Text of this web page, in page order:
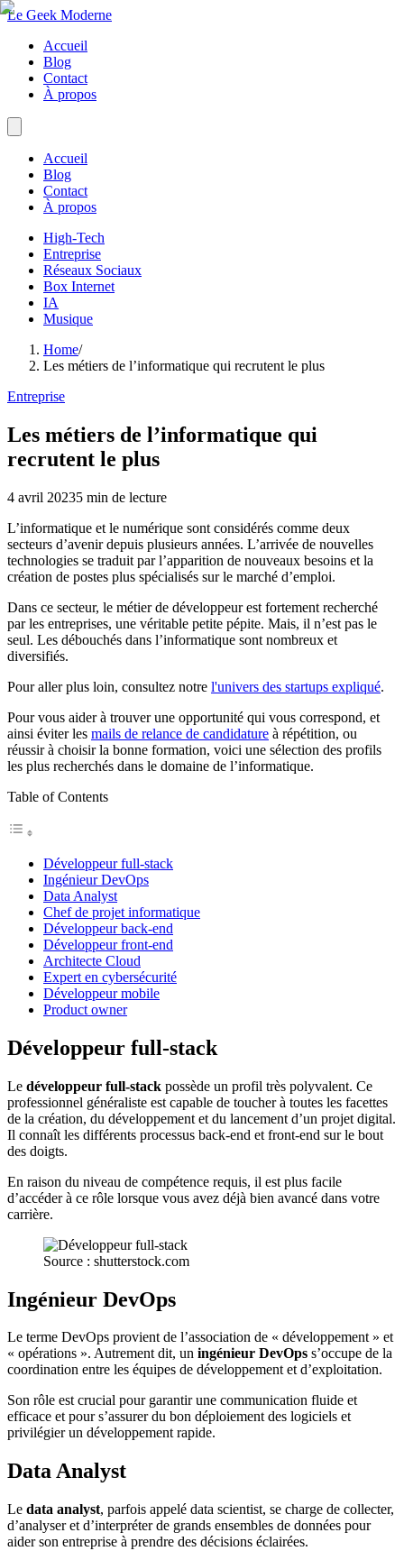
Le Geek Moderne
Accueil
Blog
Contact
À propos
Accueil
Blog
Contact
À propos
High-Tech
Entreprise
Réseaux Sociaux
Box Internet
IA
Musique
Home/
Les métiers de l’informatique qui recrutent le plus
Entreprise
Les métiers de l’informatique qui
recrutent le plus
4 avril 20235 min de lecture
L’informatique et le numérique sont considérés comme deux
secteurs d’avenir depuis plusieurs années. L’arrivée de nouvelles
technologies se traduit par l’apparition de nouveaux besoins et la
création de postes plus spécialisés sur le marché d’emploi.
Dans ce secteur, le métier de développeur est fortement recherché
par les entreprises, une véritable petite pépite. Mais, il n’est pas le
seul. Les débouchés dans l’informatique sont nombreux et
diversifiés.
Pour aller plus loin, consultez notre l'univers des startups expliqué.
Pour vous aider à trouver une opportunité qui vous correspond, et
ainsi éviter les mails de relance de candidature à répétition, ou
réussir à choisir la bonne formation, voici une sélection des profils
les plus recherchés dans le domaine de l’informatique.
Table of Contents
Développeur full-stack
Ingénieur DevOps
Data Analyst
Chef de projet informatique
Développeur back-end
Développeur front-end
Architecte Cloud
Expert en cybersécurité
Développeur mobile
Product owner
Développeur full-stack
Le développeur full-stack possède un profil très polyvalent. Ce
professionnel généraliste est capable de toucher à toutes les facettes
de la création, du développement et du lancement d’un projet digital.
Il connaît les différents processus back-end et front-end sur le bout
des doigts.
En raison du niveau de compétence requis, il est plus facile
d’accéder à ce rôle lorsque vous avez déjà bien avancé dans votre
carrière.
Source : shutterstock.com
Ingénieur DevOps
Le terme DevOps provient de l’association de « développement » et
« opérations ». Autrement dit, un ingénieur DevOps s’occupe de la
coordination entre les équipes de développement et d’exploitation.
Son rôle est crucial pour garantir une communication fluide et
efficace et pour s’assurer du bon déploiement des logiciels et
privilégier un développement rapide.
Data Analyst
Le data analyst, parfois appelé data scientist, se charge de collecter,
d’analyser et d’interpréter de grands ensembles de données pour
aider son entreprise à prendre des décisions éclairées.